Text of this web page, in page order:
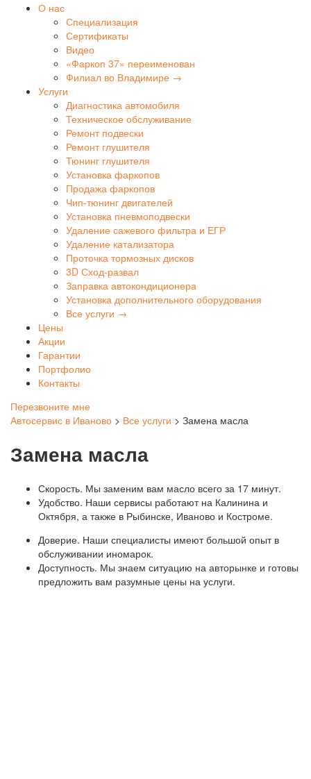
О нас
Специализация
Сертификаты
Видео
«Фаркоп 37» переименован
Филиал во Владимире →
Услуги
Диагностика автомобиля
Техническое обслуживание
Ремонт подвески
Ремонт глушителя
Тюнинг глушителя
Установка фаркопов
Продажа фаркопов
Чип-тюнинг двигателей
Установка пневмоподвески
Удаление сажевого фильтра и ЕГР
Удаление катализатора
Проточка тормозных дисков
3D Сход-развал
Заправка автокондиционера
Установка дополнительного оборудования
Все услуги →
Цены
Акции
Гарантии
Портфолио
Контакты
Перезвоните мне
Автосервис в Иваново > Все услуги > Замена масла
Замена масла
Скорость. Мы заменим вам масло всего за 17 минут.
Удобство. Наши сервисы работают на Калинина и
Октября, а также в Рыбинске, Иваново и Костроме.
Доверие. Наши специалисты имеют большой опыт в
обслуживании иномарок.
Доступность. Мы знаем ситуацию на авторынке и готовы
предложить вам разумные цены на услуги.